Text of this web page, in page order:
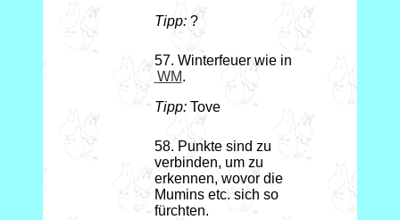
Tipp:?
57. Winterfeuer wie in
WM.
Tipp:Tove
58. Punkte sind zu
verbinden, um zu
erkennen, wovor die
Mumins etc. sich so
fürchten.